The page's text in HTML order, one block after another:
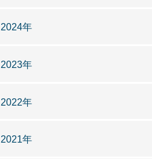
2024年
2023年
2022年
2021年